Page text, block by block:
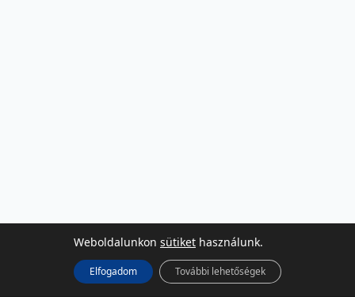
Weboldalunkon sütiket használunk.
Elfogadom További lehetőségek